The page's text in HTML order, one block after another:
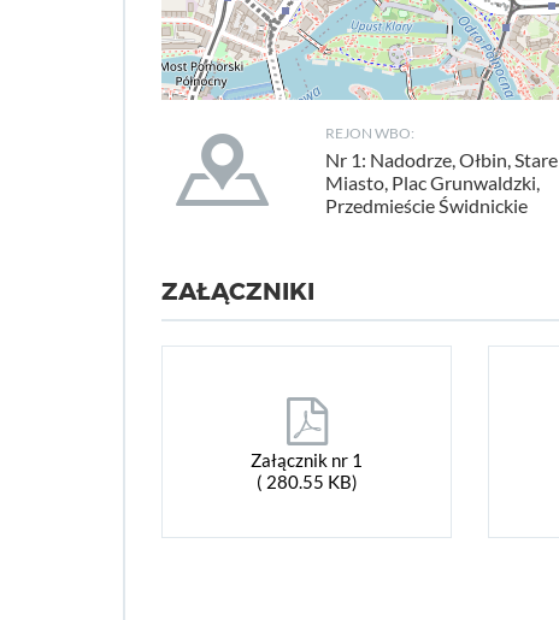
REJON WBO:
Nr 1: Nadodrze, Ołbin, Stare
Miasto, Plac Grunwaldzki,
Przedmieście Świdnickie
ZAŁĄCZNIKI
Załącznik nr 1
( 280.55 KB)